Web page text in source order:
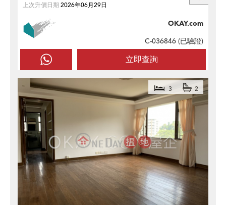
立即查詢
OKAY.com
C-036846 (已驗證)
上次升價日期 2026年06月29日
3 2